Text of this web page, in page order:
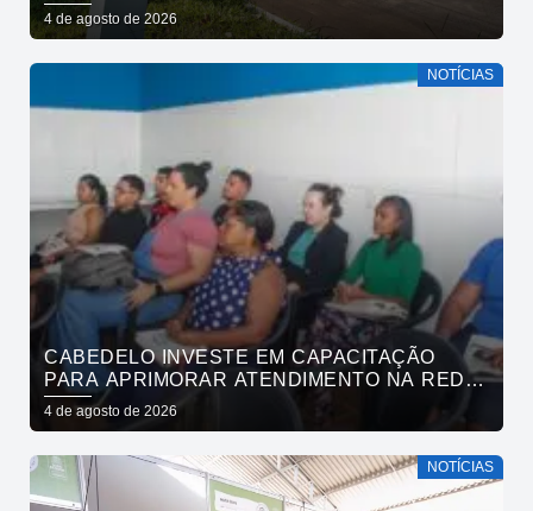
4 de agosto de 2026
NOTÍCIAS
CABEDELO INVESTE EM CAPACITAÇÃO
PARA APRIMORAR ATENDIMENTO NA REDE
DE BARES E RESTAURANTES
4 de agosto de 2026
NOTÍCIAS